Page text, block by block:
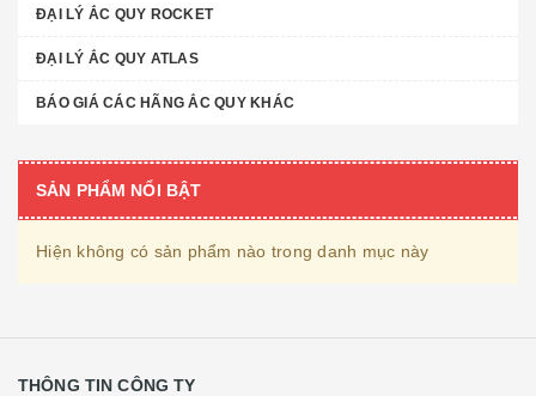
ĐẠI LÝ ẮC QUY ROCKET
ĐẠI LÝ ẮC QUY ATLAS
BÁO GIÁ CÁC HÃNG ẮC QUY KHÁC
SẢN PHẨM NỔI BẬT
Hiện không có sản phẩm nào trong danh mục này
THÔNG TIN CÔNG TY